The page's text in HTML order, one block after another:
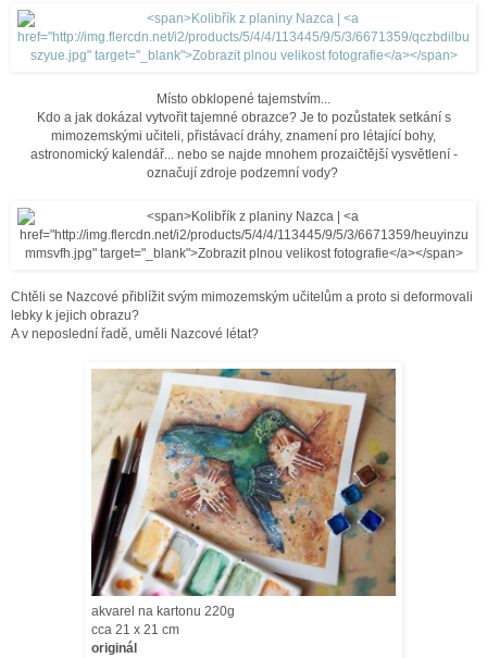
Místo obklopené tajemstvím...
Kdo a jak dokázal vytvořit tajemné obrazce? Je to pozůstatek setkání s
mimozemskými učiteli, přistávací dráhy, znamení pro létající bohy,
astronomický kalendář... nebo se najde mnohem prozaičtější vysvětlení -
označují zdroje podzemní vody?
Chtěli se Nazcové přiblížit svým mimozemským učitelům a proto si deformovali
lebky k jejich obrazu?
A v neposlední řadě, uměli Nazcové létat?
akvarel na kartonu 220g
cca 21 x 21 cm
originál